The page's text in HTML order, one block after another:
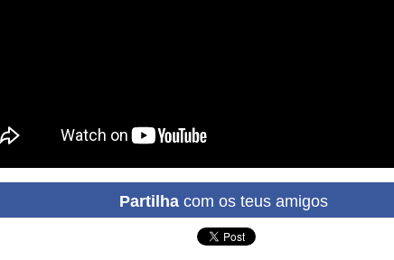
Partilhacom os teus amigos